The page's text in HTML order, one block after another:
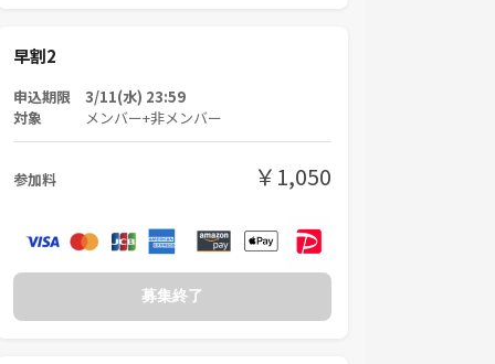
早割2
申込期限 3/11(水) 23:59
対象
メンバー+非メンバー
参加料 ￥1,050
募集終了